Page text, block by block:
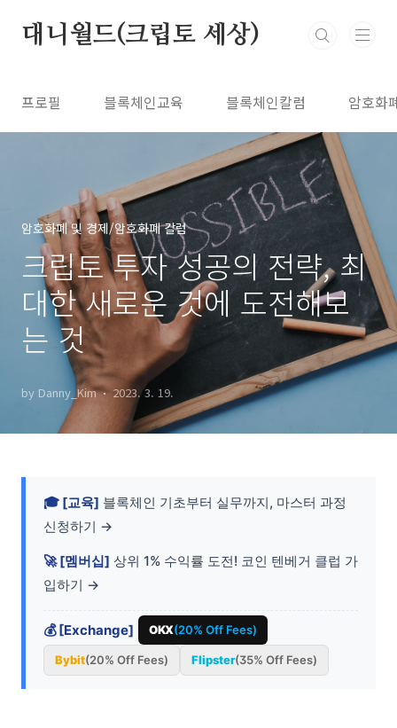
대니월드(크립토 세상)
프로필 블록체인교육 블록체인칼럼 암호화
암호화폐 및 경제/암호화폐 칼럼
크립토 투자 성공의 전략, 최
대한 새로운 것에 도전해보
는 것
by Danny_Kim 2023. 3. 19.
🎓 [교육] 블록체인 기초부터 실무까지, 마스터 과정
신청하기 →
🚀 [멤버십] 상위 1% 수익률 도전! 코인 텐베거 클럽 가
입하기 →
💰 [Exchange] OKX(20% Off Fees)
Bybit(20% Off Fees) Flipster(35% Off Fees)